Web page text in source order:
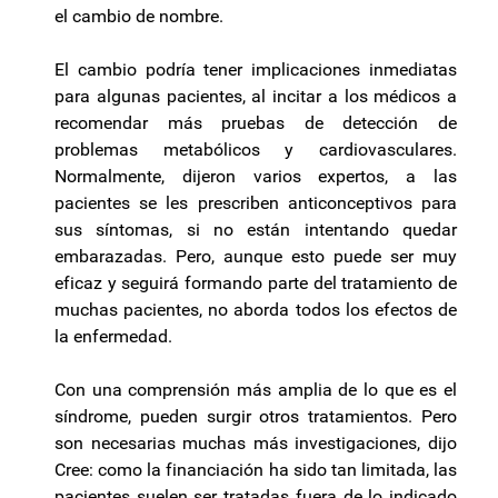
el cambio de nombre.
El cambio podría tener implicaciones inmediatas
para algunas pacientes, al incitar a los médicos a
recomendar más pruebas de detección de
problemas metabólicos y cardiovasculares.
Normalmente, dijeron varios expertos, a las
pacientes se les prescriben anticonceptivos para
sus síntomas, si no están intentando quedar
embarazadas. Pero, aunque esto puede ser muy
eficaz y seguirá formando parte del tratamiento de
muchas pacientes, no aborda todos los efectos de
la enfermedad.
Con una comprensión más amplia de lo que es el
síndrome, pueden surgir otros tratamientos. Pero
son necesarias muchas más investigaciones, dijo
Cree: como la financiación ha sido tan limitada, las